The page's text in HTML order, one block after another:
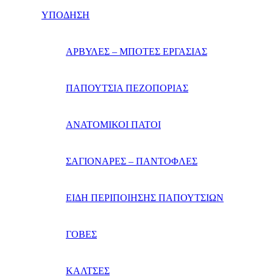
ΥΠΟΔΗΣΗ
ΑΡΒΥΛΕΣ – ΜΠΟΤΕΣ ΕΡΓΑΣΙΑΣ
ΠΑΠΟΥΤΣΙΑ ΠΕΖΟΠΟΡΙΑΣ
ΑΝΑΤΟΜΙΚΟΙ ΠΑΤΟΙ
ΣΑΓΙΟΝΑΡΕΣ – ΠΑΝΤΟΦΛΕΣ
ΕΙΔΗ ΠΕΡΙΠΟΙΗΣΗΣ ΠΑΠΟΥΤΣΙΩΝ
ΓΟΒΕΣ
ΚΑΛΤΣΕΣ